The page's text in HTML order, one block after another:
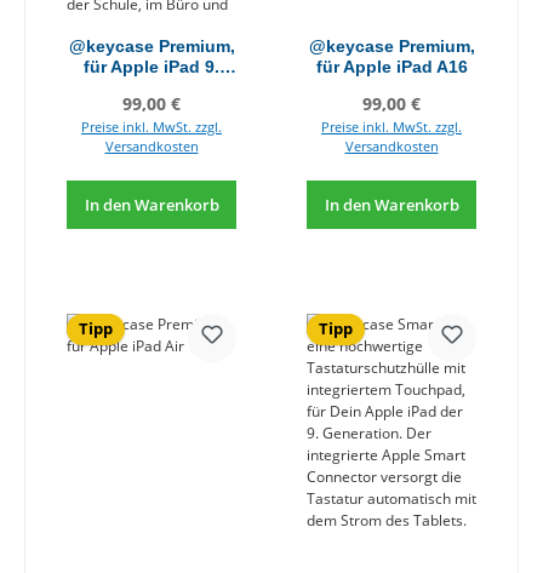
@keycase Premium,
für Apple iPad 9.
Regulärer Preis:
99,00 €
Preise inkl. MwSt. zzgl.
Versandkosten
In den Warenkorb
@keycase Premium,
für Apple iPad A16
Regulärer Preis:
99,00 €
Preise inkl. MwSt. zzgl.
Versandkosten
In den Warenkorb
Tipp Tipp